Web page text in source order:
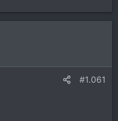
#1.061